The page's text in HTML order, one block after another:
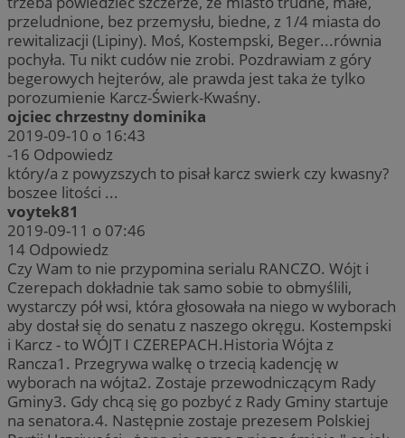
przeludnione, bez przemysłu, biedne, z 1/4 miasta do
rewitalizacji (Lipiny). Moś, Kostempski, Beger...równia
pochyła. Tu nikt cudów nie zrobi. Pozdrawiam z góry
begerowych hejterów, ale prawda jest taka że tylko
porozumienie Karcz-Świerk-Kwaśny.
ojciec chrzestny dominika
2019-09-10 o 16:43
-16 Odpowiedz
który/a z powyzszych to pisał karcz swierk czy kwasny?
boszee litości ...
voytek81
2019-09-11 o 07:46
14 Odpowiedz
Czy Wam to nie przypomina serialu RANCZO. Wójt i
Czerepach dokładnie tak samo sobie to obmyślili,
wystarczy pół wsi, która głosowała na niego w wyborach
aby dostał się do senatu z naszego okręgu. Kostempski
i Karcz - to WÓJT I CZEREPACH.Historia Wójta z
Rancza1. Przegrywa walkę o trzecią kadencję w
wyborach na wójta2. Zostaje przewodniczącym Rady
Gminy3. Gdy chcą się go pozbyć z Rady Gminy startuje
na senatora.4. Następnie zostaje prezesem Polskiej